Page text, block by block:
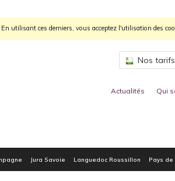
utilisant ces derniers, vous acceptez l'utilisation des
Nos
Actualités Qui
Jura Savoie Languedoc Roussillon Pays de